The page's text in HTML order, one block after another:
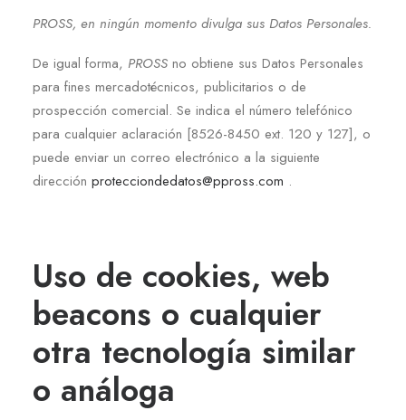
PROSS, en ningún momento divulga sus Datos Personales.
De igual forma, PROSS no obtiene sus Datos Personales
para fines mercadotécnicos, publicitarios o de
prospección comercial. Se indica el número telefónico
para cualquier aclaración [8526-8450 ext. 120 y 127], o
puede enviar un correo electrónico a la siguiente
dirección protecciondedatos@ppross.com .
Uso de cookies, web
beacons o cualquier
otra tecnología similar
o análoga